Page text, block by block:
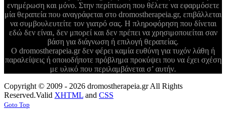
ενημέρωση και μόνο. Στην περίπτωση που θέλετε να εφαρμόσετε
μία θεραπεία που αναγράφεται στο dromostherapeia.gr, επιβάλλεται
να συμβουλευτείτε τον γιατρό σας. Η πληροφόρηση που δίνεται
εδώ δεν είναι, δεν μπορεί και δεν πρέπει να χρησιμοποιείται σαν
βάση για διάγνωση ή επιλογή θεραπείας.
Ο dromostherapeia.gr δεν φέρει καμία ευθύνη για τυχόν λάθη ή
παραλείψεις ή οποιοδήποτε πρόβλημα προκύψει που να έχει σχέση
με υλικό που περιλαμβάνεται σ’ αυτήν.
Copyright © 2009 - 2026 dromostherapeia.gr All Rights
Reserved.Valid XHTML and CSS
Goto Top